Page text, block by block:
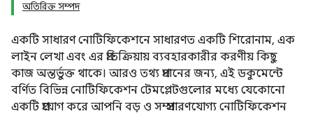
অতিরিক্ত সম্পদ
একটি সাধারণ নোটিফিকেশনে সাধারণত একটি শিরোনাম, এক
লাইন লেখা এবং এর প্রতিক্রিয়ায় ব্যবহারকারীর করণীয় কিছু
কাজ অন্তর্ভুক্ত থাকে। আরও তথ্য প্রদানের জন্য, এই ডকুমেন্টে
বর্ণিত বিভিন্ন নোটিফিকেশন টেমপ্লেটগুলোর মধ্যে যেকোনো
একটি প্রয়োগ করে আপনি বড় ও সম্প্রসারণযোগ্য নোটিফিকেশন